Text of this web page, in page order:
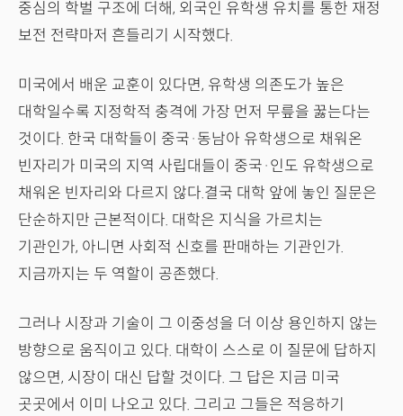
중심의 학벌 구조에 더해, 외국인 유학생 유치를 통한 재정
보전 전략마저 흔들리기 시작했다.
미국에서 배운 교훈이 있다면, 유학생 의존도가 높은
대학일수록 지정학적 충격에 가장 먼저 무릎을 꿇는다는
것이다. 한국 대학들이 중국·동남아 유학생으로 채워온
빈자리가 미국의 지역 사립대들이 중국·인도 유학생으로
채워온 빈자리와 다르지 않다.결국 대학 앞에 놓인 질문은
단순하지만 근본적이다. 대학은 지식을 가르치는
기관인가, 아니면 사회적 신호를 판매하는 기관인가.
지금까지는 두 역할이 공존했다.
그러나 시장과 기술이 그 이중성을 더 이상 용인하지 않는
방향으로 움직이고 있다. 대학이 스스로 이 질문에 답하지
않으면, 시장이 대신 답할 것이다. 그 답은 지금 미국
곳곳에서 이미 나오고 있다. 그리고 그들은 적응하기